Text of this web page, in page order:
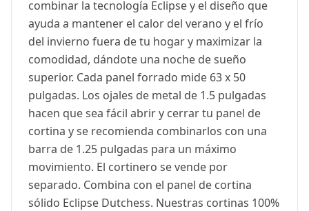
combinar la tecnología Eclipse y el diseño que
ayuda a mantener el calor del verano y el frío
del invierno fuera de tu hogar y maximizar la
comodidad, dándote una noche de sueño
superior. Cada panel forrado mide 63 x 50
pulgadas. Los ojales de metal de 1.5 pulgadas
hacen que sea fácil abrir y cerrar tu panel de
cortina y se recomienda combinarlos con una
barra de 1.25 pulgadas para un máximo
movimiento. El cortinero se vende por
separado. Combina con el panel de cortina
sólido Eclipse Dutchess. Nuestras cortinas 100%